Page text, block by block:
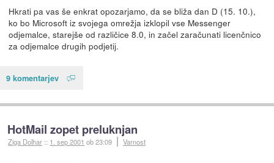
Hkrati pa vas še enkrat opozarjamo, da se bliža dan D (15. 10.),
ko bo Microsoft iz svojega omrežja izklopil vse Messenger
odjemalce, starejše od različice 8.0, in začel zaračunati licenčnico
za odjemalce drugih podjetij.
9 komentarjev
HotMail zopet preluknjan
Ziga Dolhar :: 1. sep 2001 ob 23:09 Varnost